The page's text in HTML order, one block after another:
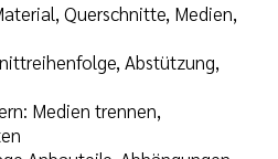
Querschnitte, Medien,
Abstützung,
Medien trennen,